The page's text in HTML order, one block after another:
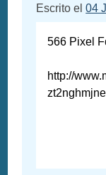
Escrito el04
566 Pixel
http://